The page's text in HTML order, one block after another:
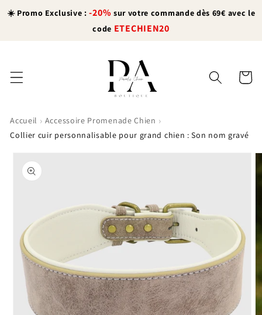
passer
☀️ Promo Exclusive :-20% sur votre commande dès 69€ avec le
code ETECHIEN20
Panier
Accueil › Accessoire Promenade Chien ›
Collier cuir personnalisable pour grand chien : Son nom gravé
informations
produits